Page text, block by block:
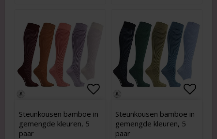
Add to list of favorites
Add to list of favorites
Steunkousen bamboe in
gemengde kleuren, 5
paar
Add
Add
Steunkousen bamboe in
gemengde kleuren, 5
paar